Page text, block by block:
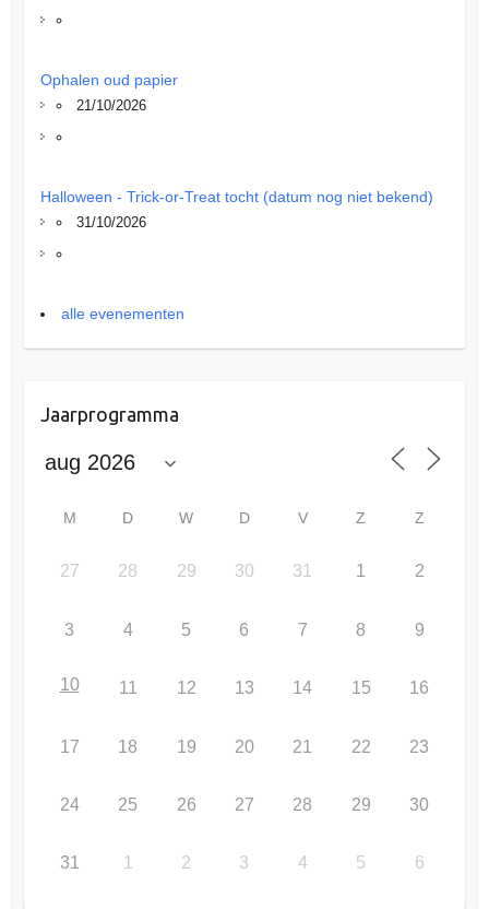
Ophalen oud papier
21/10/2026
Halloween - Trick-or-Treat tocht (datum nog niet bekend)
31/10/2026
alle evenementen
Jaarprogramma
M D W D V Z Z
27 28 29 30 31 1 2
3 4 5 6 7 8 9
10 11 12 13 14 15 16
17 18 19 20 21 22 23
24 25 26 27 28 29 30
31 1 2 3 4 5 6